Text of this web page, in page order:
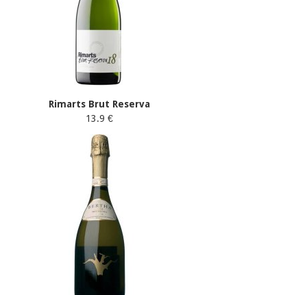
Rimarts Brut Reserva
13.9 €